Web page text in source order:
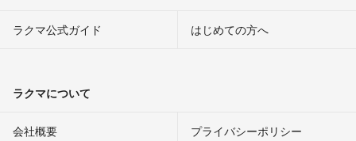
ラクマ公式ガイド はじめての方へ
ラクマについて
会社概要 プライバシーポリシー